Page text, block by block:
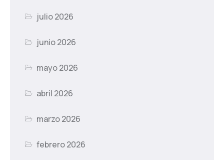
julio 2026
junio 2026
mayo 2026
abril 2026
marzo 2026
febrero 2026